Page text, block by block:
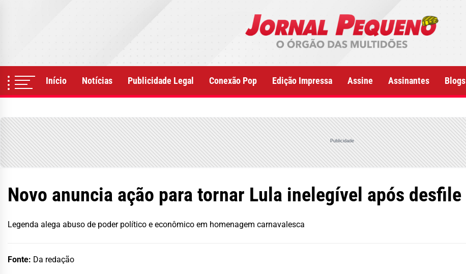
Início Notícias Publicidade Legal Conexão Pop Edição Impressa Assine Assinantes Blogs
Publicidade
Novo anuncia ação para tornar Lula inelegível após desfile
Legenda alega abuso de poder político e econômico em homenagem carnavalesca
Fonte: Da redação